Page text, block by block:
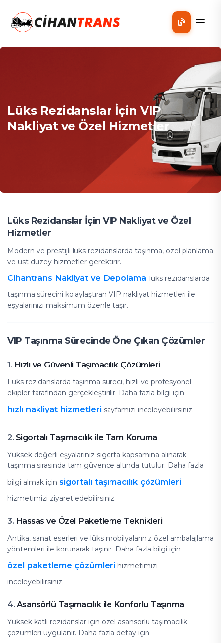
Mobil
Lüks Rezidanslar İçin VIP
Nakliyat ve Özel Hizmetler
Lüks Rezidanslar İçin VIP Nakliyat ve Özel
Hizmetler
Modern ve prestijli lüks rezidanslarda taşınma, özel planlama
ve üst düzey hizmetler gerektirir.
Cihantrans Nakliyat ve Depolama, lüks rezidanslarda
taşınma sürecini kolaylaştıran VIP nakliyat hizmetleri ile
eşyalarınızı maksimum özenle taşır.
VIP Taşınma Sürecinde Öne Çıkan Çözümler
1. Hızlı ve Güvenli Taşımacılık Çözümleri
Lüks rezidanslarda taşınma süreci, hızlı ve profesyonel
ekipler tarafından gerçekleştirilir. Daha fazla bilgi için
hızlı nakliyat hizmetleri sayfamızı inceleyebilirsiniz.
2. Sigortalı Taşımacılık ile Tam Koruma
Yüksek değerli eşyalarınız sigorta kapsamına alınarak
taşınma sırasında tam güvence altında tutulur. Daha fazla
bilgi almak için sigortalı taşımacılık çözümleri
hizmetimizi ziyaret edebilirsiniz.
3. Hassas ve Özel Paketleme Teknikleri
Antika, sanat eserleri ve lüks mobilyalarınız özel ambalajlama
yöntemleri ile korunarak taşınır. Daha fazla bilgi için
özel paketleme çözümleri hizmetimizi
inceleyebilirsiniz.
4. Asansörlü Taşımacılık ile Konforlu Taşınma
Yüksek katlı rezidanslar için özel asansörlü taşımacılık
çözümleri uygulanır. Daha fazla detay için